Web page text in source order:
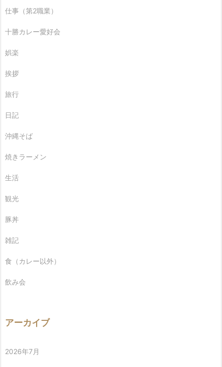
仕事（第2職業）
十勝カレー愛好会
娯楽
挨拶
旅行
日記
沖縄そば
焼きラーメン
生活
観光
豚丼
雑記
食（カレー以外）
飲み会
アーカイブ
2026年7月